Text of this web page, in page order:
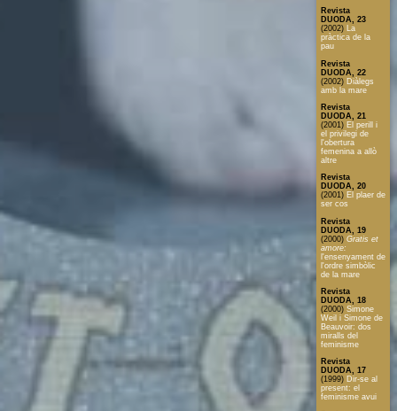
Revista
DUODA, 23
(2002) La
pràctica de la
pau
Revista
DUODA, 22
(2002) Diàlegs
amb la mare
Revista
DUODA, 21
(2001) El perill i
el privilegi de
l'obertura
femenina a allò
altre
Revista
DUODA, 20
(2001) El plaer de
ser cos
Revista
DUODA, 19
(2000) Gratis et
amore:
l'ensenyament de
l'ordre simbòlic
de la mare
Revista
DUODA, 18
(2000) Simone
Weil i Simone de
Beauvoir: dos
miralls del
feminisme
Revista
DUODA, 17
(1999) Dir-se al
present: el
feminisme avui